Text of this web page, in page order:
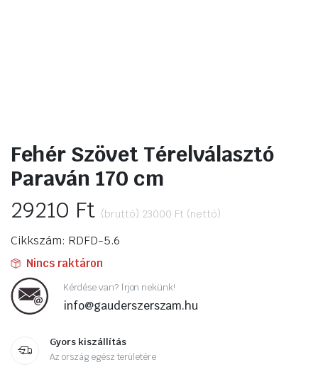
Fehér Szövet Térelválasztó
Paraván 170 cm
29210 Ft (bruttó) 23000 Ft (nettó)
Cikkszám: RDFD-5.6
Nincs raktáron
Kérdése van? Írjon nekünk!
info@gauderszerszam.hu
Gyors kiszállítás
Az ország egész területére